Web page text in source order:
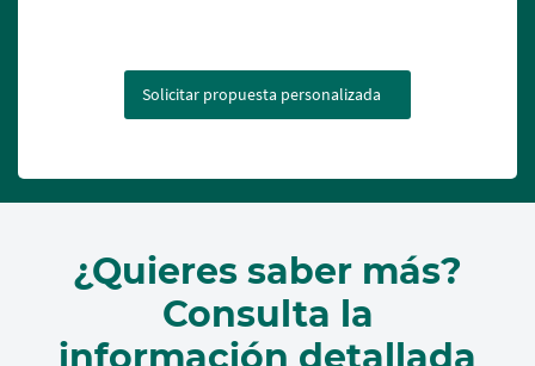
Solicitar propuesta personalizada
¿Quieres saber más?
Consulta la
información detallada